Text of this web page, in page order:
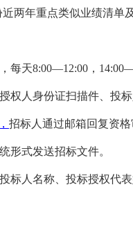
近两年重点类似业绩清单
每天8:00—12:00，
权人身份证扫描件、投
招标人通过邮箱回复资格
形式发送招标文件。
标人名称、投标授权代